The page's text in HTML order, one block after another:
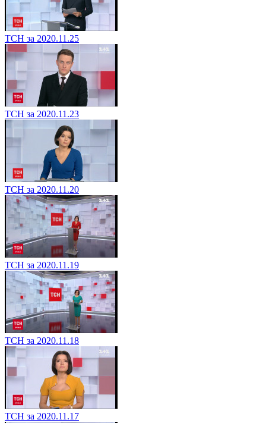
ТСН за 2020.11.25
ТСН за 2020.11.23
ТСН за 2020.11.20
ТСН за 2020.11.19
ТСН за 2020.11.18
ТСН за 2020.11.17